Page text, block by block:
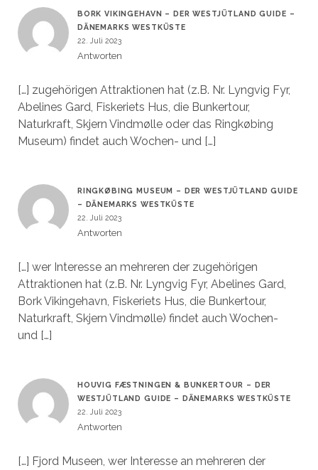
BORK VIKINGEHAVN – DER WESTJÜTLAND GUIDE –
DÄNEMARKS WESTKÜSTE
22. Juli 2023
Antworten
[…] zugehörigen Attraktionen hat (z.B. Nr. Lyngvig Fyr,
Abelines Gard, Fiskeriets Hus, die Bunkertour,
Naturkraft, Skjern Vindmølle oder das Ringkøbing
Museum) findet auch Wochen- und […]
RINGKØBING MUSEUM – DER WESTJÜTLAND GUIDE
– DÄNEMARKS WESTKÜSTE
22. Juli 2023
Antworten
[…] wer Interesse an mehreren der zugehörigen
Attraktionen hat (z.B. Nr. Lyngvig Fyr, Abelines Gard,
Bork Vikingehavn, Fiskeriets Hus, die Bunkertour,
Naturkraft, Skjern Vindmølle) findet auch Wochen-
und […]
HOUVIG FÆSTNINGEN & BUNKERTOUR – DER
WESTJÜTLAND GUIDE – DÄNEMARKS WESTKÜSTE
22. Juli 2023
Antworten
[…] Fjord Museen, wer Interesse an mehreren der